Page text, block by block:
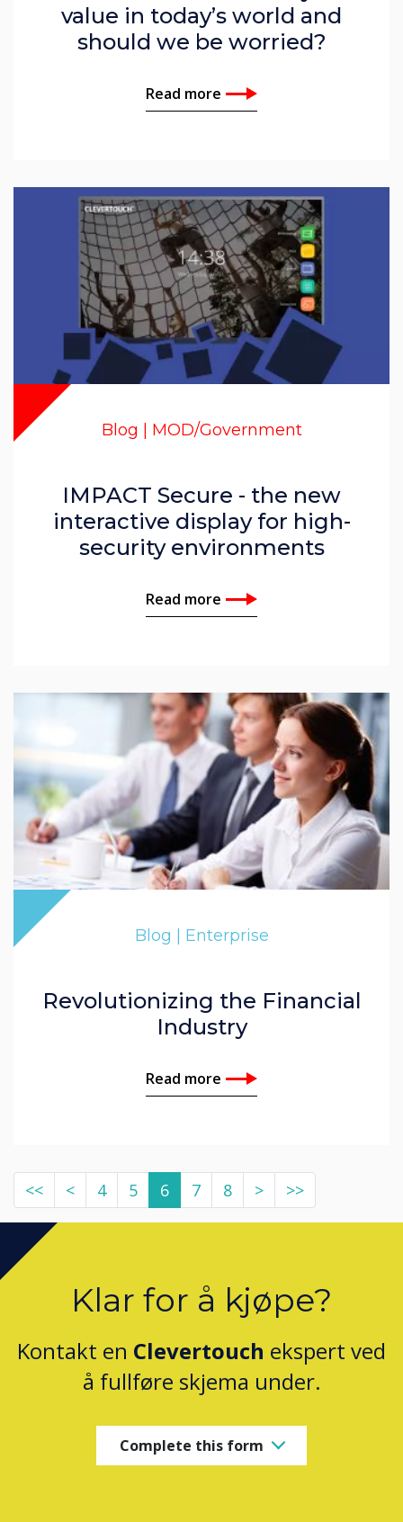
value in today’s world and
should we be worried?
Read more
Blog | MOD/Government
IMPACT Secure - the new
interactive display for high-
security environments
Read more
Blog | Enterprise
Revolutionizing the Financial
Industry
Read more
<< < 4 5 6 7 8 > >>
Klar for å kjøpe?
Kontakt en Clevertouch ekspert ved
å fullføre skjema under.
Complete this form